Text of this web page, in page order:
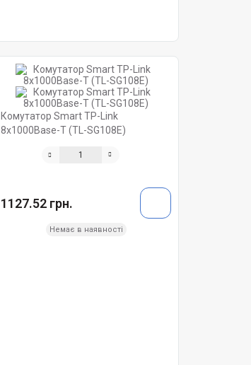
Комутатор Smart TP-Link
8х1000Base-Т (TL-SG108E)
1127.52 грн.
Немає в наявності